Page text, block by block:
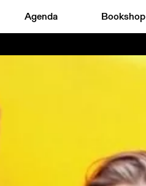
Agenda Bookshop